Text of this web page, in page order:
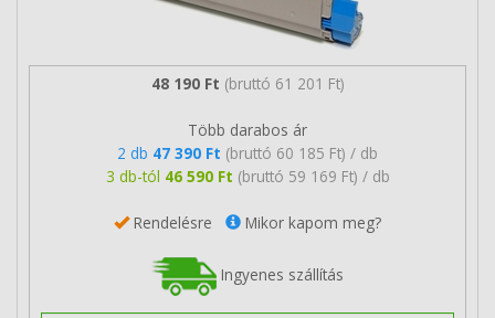
48 190 Ft (bruttó 61 201 Ft)
Több darabos ár
2 db 47 390 Ft (bruttó 60 185 Ft) / db
3 db-tól 46 590 Ft (bruttó 59 169 Ft) / db
Rendelésre Mikor kapom meg?
Ingyenes szállítás